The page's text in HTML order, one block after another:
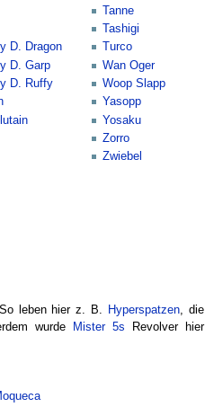
D. Dragon
D. Garp
D. Ruffy
Tanne
Tashigi
Turco
Wan Oger
Woop Slapp
Yasopp
Yosaku
Zorro
Zwiebel
leben hier z. B. Hyperspatzen, die
wurde Mister 5s Revolver hier